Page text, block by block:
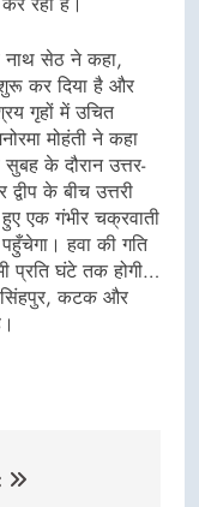
नाथ सेठ ने कहा,
कर दिया है और
गृहों में उचित
मोहंती ने कहा
के दौरान उत्तर-
के बीच उत्तरी
एक गंभीर चक्रवाती
हवा की गति
प्रति घंटे तक होगी…
कटक और